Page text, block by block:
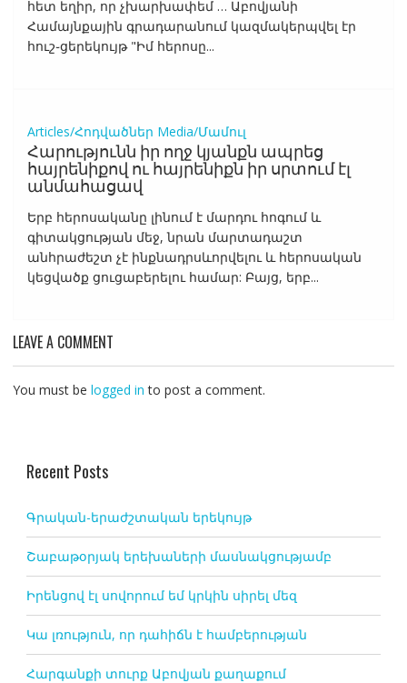
հետ եղիր, որ չխարխափեմ … Աբովյանի
Համայնքային գրադարանում կազմակերպվել էր
հուշ֊ցերեկույթ "Իմ հերոսը...
Articles/Հոդվածներ Media/Մամուլ
Հարությունն իր ողջ կյանքն ապրեց
հայրենիքով ու հայրենիքն իր սրտում էլ
անմահացավ
Երբ հերոսականը լինում է մարդու հոգում և
գիտակցության մեջ, նրան մարտադաշտ
անհրաժեշտ չէ ինքնադրսևորվելու և հերոսական
կեցվածք ցուցաբերելու համար: Բայց, երբ...
LEAVE A COMMENT
You must be logged in to post a comment.
Recent Posts
Գրական-երաժշտական երեկույթ
Շաբաթօրյակ երեխաների մասնակցությամբ
Իրենցով էլ սովորում եմ կրկին սիրել մեզ
Կա լռություն, որ դահիճն է համբերության
Հարգանքի տուրք Աբովյան քաղաքում